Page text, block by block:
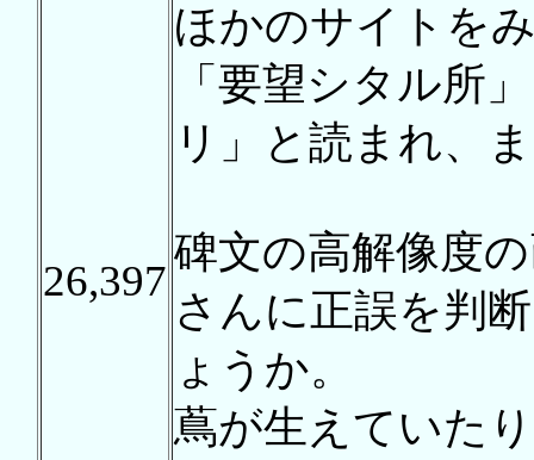
26,397
ほかのサイトを
「要望シタル所
リ」と読まれ、
碑文の高解像度
さんに正誤を判
ょうか。
蔦が生えていた